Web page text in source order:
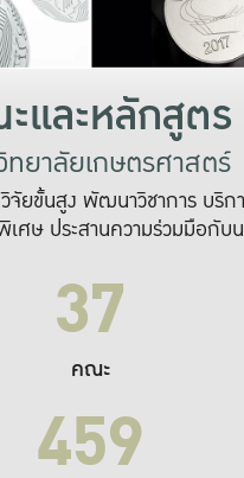
และหลักสูตร
ทยาลัยเกษตรศาสตร์
ยขั้นสูง พัฒนาวิชาการ บริก
เศษ ประสานความร่วมมือกับ
37
คณะ
459